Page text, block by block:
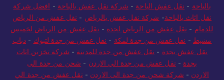
بالباحة - نقل عفش الباحة - شركة نقل عفش بالباحة - افضل شركة
نقل اثاث بالباحة- شركة نقل عفش بالرياض - نقل عفش من الرياض
للدمام - نقل عفش من الرياض لجدة - نقل عفش من الرياض لخميس
مشيط - نقل عفش من جدة لمكة - نقل عفش من جدة لتبوك - دباب
نقل عفش بجدة - نقل عفش من جدة للمدينة - شركة تخزين اثاث
بجدة - نقل عفش من جدة الي الاردن - شحن من جدة الى
الاردن - شركة شحن من جدة الى الاردن - نقل عفش من جدة الي